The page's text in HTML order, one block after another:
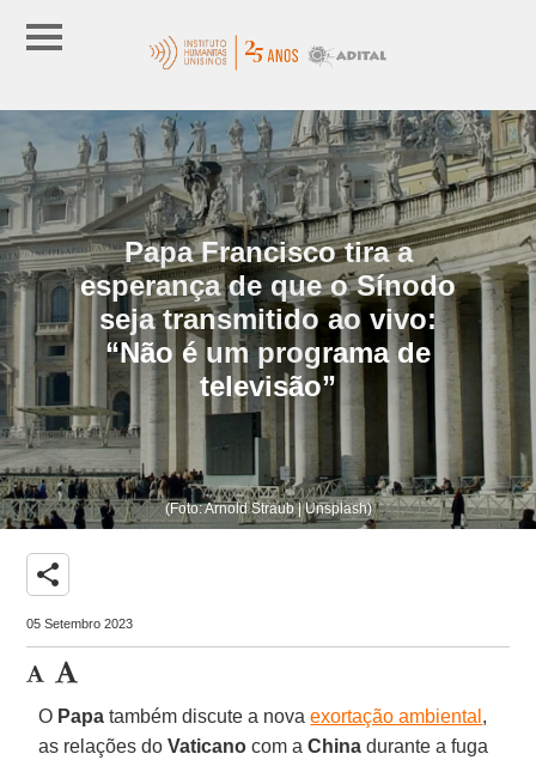
Papa Francisco tira a
esperança de que o Sínodo
seja transmitido ao vivo:
“Não é um programa de
televisão”
(Foto: Arnold Straub | Unsplash)
share
05 Setembro 2023
O Papa também discute a novaexortação ambiental ,
as relações doVaticano com aChina durante a fuga